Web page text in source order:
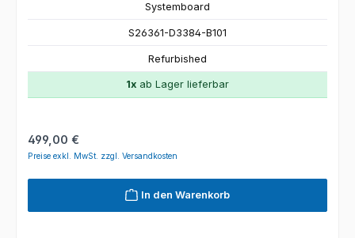
Systemboard
S26361-D3384-B101
Refurbished
1x ab Lager lieferbar
Regulärer Preis:
499,00 €
Preise exkl. MwSt. zzgl. Versandkosten
In den Warenkorb